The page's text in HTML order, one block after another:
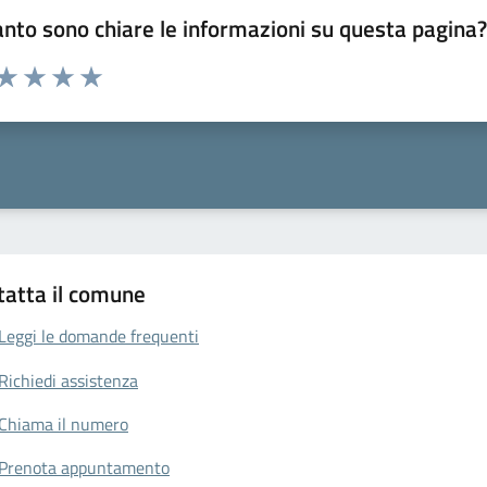
sono chiare le informazioni su questa pagina?
1 a 5 stelle la pagina
il comune
Leggi le domande frequenti
Richiedi assistenza
Chiama il numero
Prenota appuntamento